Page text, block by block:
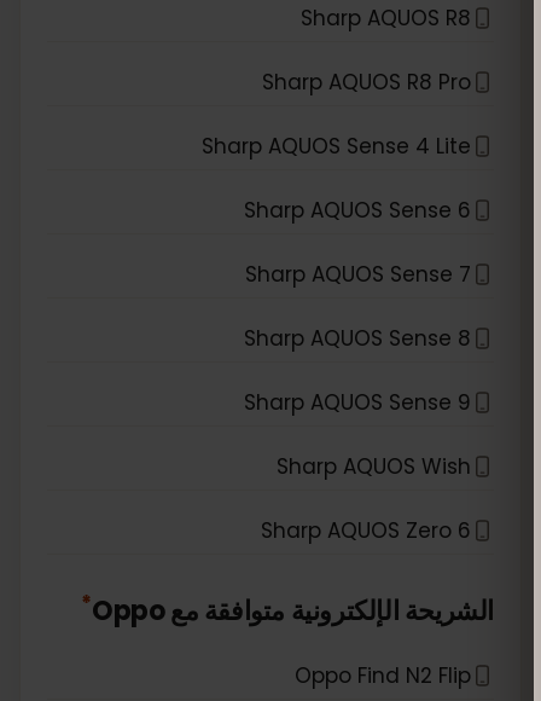
Sharp AQUOS R8
Sharp AQUOS R8 Pro
Sharp AQUOS Sense 4 Lite
Sharp AQUOS Sense 6
Sharp AQUOS Sense 7
Sharp AQUOS Sense 8
Sharp AQUOS Sense 9
Sharp AQUOS Wish
Sharp AQUOS Zero 6
الشريحة الإلكترونية متوافقة معOppo
*
Oppo Find N2 Flip